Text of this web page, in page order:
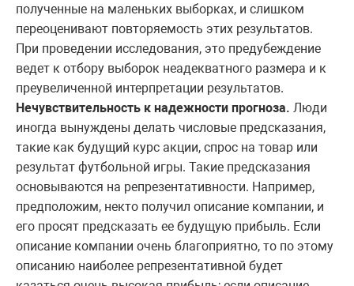
полученные на маленьких выборках, и слишком
переоценивают повторяемость этих результатов.
При проведении исследования, это предубеждение
ведет к отбору выборок неадекватного размера и к
преувеличенной интерпретации результатов.
Нечувствительность к надежности прогноза. Люди
иногда вынуждены делать числовые предсказания,
такие как будущий курс акции, спрос на товар или
результат футбольной игры. Такие предсказания
основываются на репрезентативности. Например,
предположим, некто получил описание компании, и
его просят предсказать ее будущую прибыль. Если
описание компании очень благоприятно, то по этому
описанию наиболее репрезентативной будет